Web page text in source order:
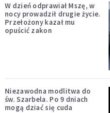
W dzień odprawiał Mszę, w
nocy prowadził drugie życie.
Przełożony kazał mu
opuścić zakon
Niezawodna modlitwa do
św. Szarbela. Po 9 dniach
mogą dziać się cuda